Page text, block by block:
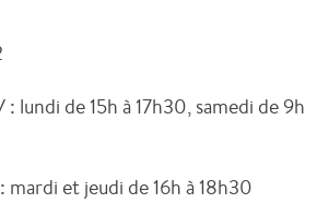
: lundi de 15h à 17h30, samedi de 9h
mardi et jeudi de 16h à 18h30